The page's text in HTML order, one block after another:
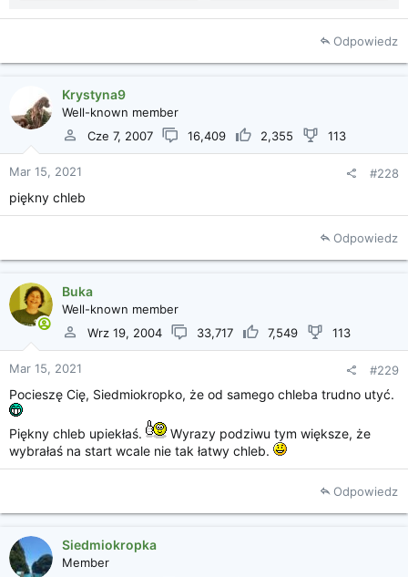
Odpowiedz
Krystyna9
Well-known member
Cze 7, 2007
16,409 2,355 113
Mar 15, 2021 #228
piękny chleb
Odpowiedz
Buka
Well-known member
Wrz 19, 2004
33,717 7,549 113
Mar 15, 2021 #229
Pocieszę Cię, Siedmiokropko, że od samego chleba trudno utyć.
Piękny chleb upiekłaś.
Wyrazy podziwu tym większe, że
wybrałaś na start wcale nie tak łatwy chleb.
Odpowiedz
Siedmiokropka
Member